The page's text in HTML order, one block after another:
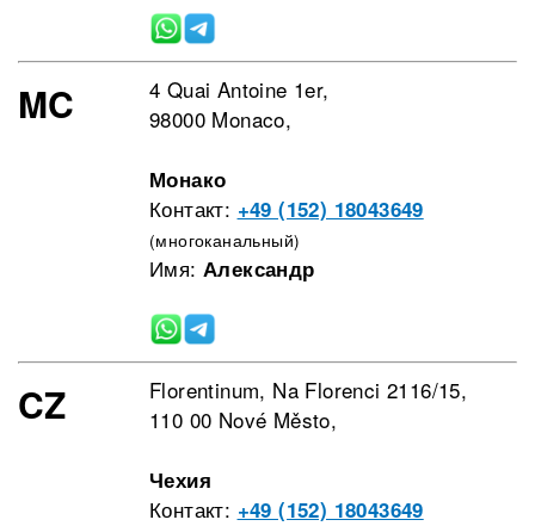
MC
4 Quai Antoine 1er,
98000 Monaco,
Монако
Контакт: +49 (152) 18043649
(многоканальный)
Имя: Александр
CZ
Florentinum, Na Florenci 2116/15,
110 00 Nové Město,
Чехия
Контакт: +49 (152) 18043649